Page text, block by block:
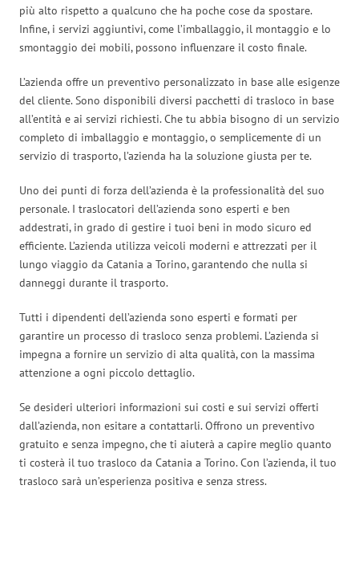
più alto rispetto a qualcuno che ha poche cose da spostare.
Infine, i servizi aggiuntivi, come l’imballaggio, il montaggio e lo
smontaggio dei mobili, possono influenzare il costo finale.
L’azienda offre un preventivo personalizzato in base alle esigenze
del cliente. Sono disponibili diversi pacchetti di trasloco in base
all’entità e ai servizi richiesti. Che tu abbia bisogno di un servizio
completo di imballaggio e montaggio, o semplicemente di un
servizio di trasporto, l’azienda ha la soluzione giusta per te.
Uno dei punti di forza dell’azienda è la professionalità del suo
personale. I traslocatori dell’azienda sono esperti e ben
addestrati, in grado di gestire i tuoi beni in modo sicuro ed
efficiente. L’azienda utilizza veicoli moderni e attrezzati per il
lungo viaggio da Catania a Torino, garantendo che nulla si
danneggi durante il trasporto.
Tutti i dipendenti dell’azienda sono esperti e formati per
garantire un processo di trasloco senza problemi. L’azienda si
impegna a fornire un servizio di alta qualità, con la massima
attenzione a ogni piccolo dettaglio.
Se desideri ulteriori informazioni sui costi e sui servizi offerti
dall’azienda, non esitare a contattarli. Offrono un preventivo
gratuito e senza impegno, che ti aiuterà a capire meglio quanto
ti costerà il tuo trasloco da Catania a Torino. Con l’azienda, il tuo
trasloco sarà un’esperienza positiva e senza stress.